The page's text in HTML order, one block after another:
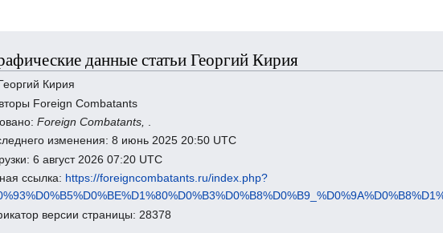
данные статьи Георгий Кирия
Кирия
Foreign Combatants
Foreign Combatants,
изменения: 8 июнь 2025 20:50 UTC
6 август 2026 07:20 UTC
ссылка: https://foreigncombatants.ru/index.php?
версии страницы: 28378